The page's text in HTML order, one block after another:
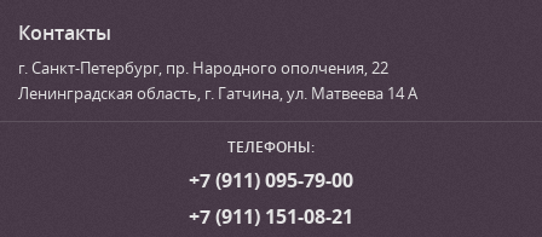
Контакты
г. Санкт-Петербург, пр. Народного ополчения, 22
Ленинградская область, г. Гатчина,ул. Матвеева 14 А
ТЕЛЕФОНЫ:
+7 (911) 095-79-00
+7 (911) 151-08-21